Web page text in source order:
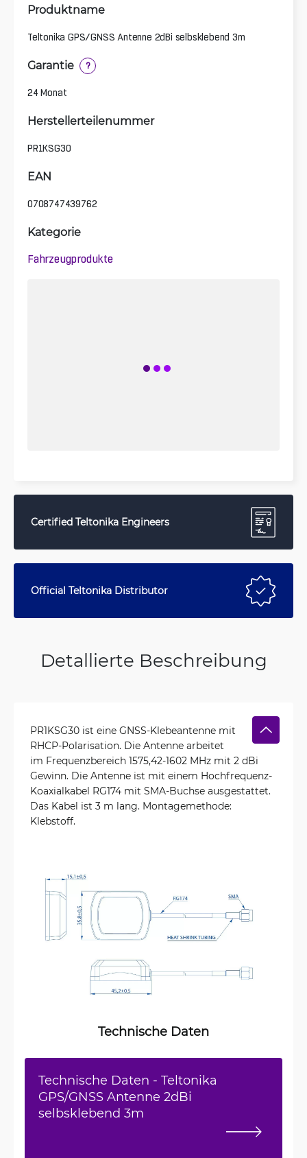
Produktname
Teltonika GPS/GNSS Antenne 2dBi selbsklebend 3m
Garantie ?
24 Monat
Herstellerteilenummer
PR1KSG30
EAN
0708747439762
Kategorie
Fahrzeugprodukte
Certified Teltonika Engineers
Official Teltonika Distributor
Detallierte Beschreibung
PR1KSG30 ist eine GNSS-Klebeantenne mit
RHCP-Polarisation. Die Antenne arbeitet
im Frequenzbereich 1575,42-1602 MHz mit 2 dBi
Gewinn. Die Antenne ist mit einem Hochfrequenz-
Koaxialkabel RG174 mit SMA-Buchse ausgestattet.
Das Kabel ist 3 m lang. Montagemethode:
Klebstoff.
Technische Daten
Technische Daten - Teltonika
GPS/GNSS Antenne 2dBi
selbsklebend 3m